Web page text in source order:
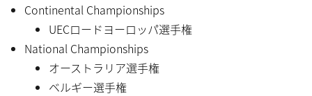
Continental Championships
UECロードヨーロッパ選手権
National Championships
オーストラリア選手権
ベルギー選手権